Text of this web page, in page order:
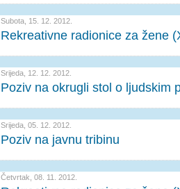
Subota, 15. 12. 2012.
Rekreativne radionice za žene
Srijeda, 12. 12. 2012.
Poziv na okrugli stol o ljudskim
Srijeda, 05. 12. 2012.
Poziv na javnu tribinu
Četvrtak, 08. 11. 2012.